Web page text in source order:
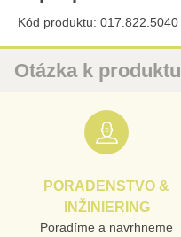
Kód produktu: 017.822.5040
Otázka k produktu
PRODUKTPORADENSTVO &
INŽINIERING
Poradíme a navrhneme